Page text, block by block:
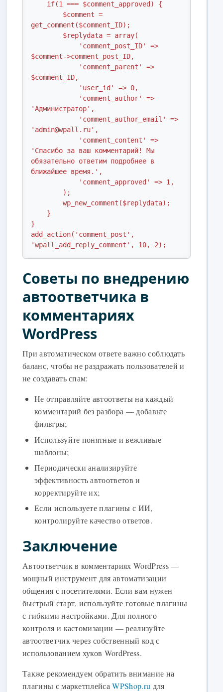
get_comment($comment_ID);
$comment->comment_post_ID,
$comment_ID,
'Администратор',
'admin@wpall.ru',
'Спасибо за ваш комментарий! Мы
обязательно ответим подробнее в
ближайшее время.',
}
add_action('comment_post',
'wpall_add_reply_comment', 10, 2);
Советы по внедрению
автоответчика в
комментариях
WordPress
При автоматическом ответе важно соблюдать
баланс, чтобы не раздражать пользователей и
не создавать спам:
Не отправляйте автоответы на каждый
комментарий без разбора — добавьте
фильтры;
Используйте понятные и вежливые
шаблоны;
Периодически анализируйте
эффективность автоответов и
корректируйте их;
Если используете плагины с ИИ,
контролируйте качество ответов.
Заключение
Автоответчик в комментариях WordPress —
мощный инструмент для автоматизации
общения с посетителями. Если вам нужен
быстрый старт, используйте готовые плагины
с гибкими настройками. Для полного
контроля и кастомизации — реализуйте
автоответчик через собственный код с
использованием хуков WordPress.
Также рекомендуем обратить внимание на
плагины с маркетплейсаWPShop.ru для